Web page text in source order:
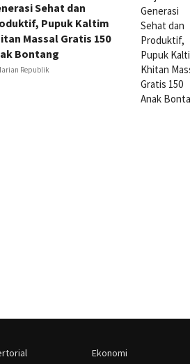
Sehat dan
Pupuk Kaltim
Massal Gratis 150
Bontang
Republik
Ekonomi